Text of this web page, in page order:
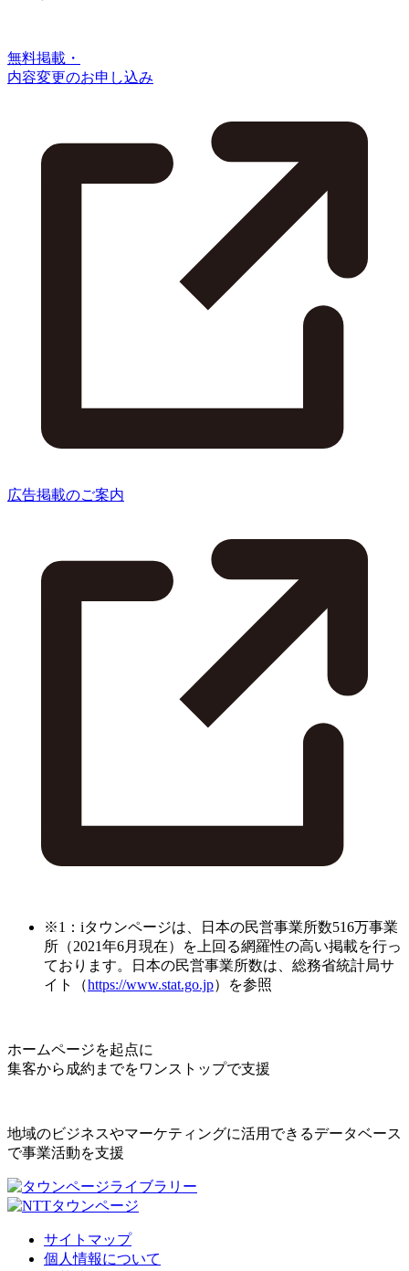
無料掲載・
内容変更のお申し込み
広告掲載のご案内
※1：iタウンページは、日本の民営事業所数516万事業
所（2021年6月現在）を上回る網羅性の高い掲載を行っ
ております。日本の民営事業所数は、総務省統計局サ
イト（https://www.stat.go.jp）を参照
ホームページを起点に
集客から成約までをワンストップで支援
地域のビジネスやマーケティングに活用できるデータベース
で事業活動を支援
サイトマップ
個人情報について